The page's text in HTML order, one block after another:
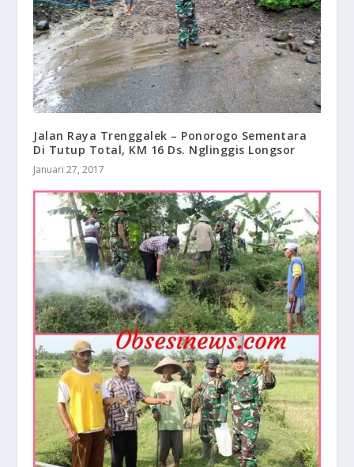
Jalan Raya Trenggalek – Ponorogo Sementara
Di Tutup Total, KM 16 Ds. Nglinggis Longsor
Januari 27, 2017